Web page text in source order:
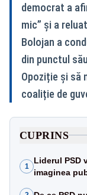
democrat a
mic” și a
Bolojan a
din punctul
Opoziție și să
coaliție de
CUPRINS
1
Liderul PSD
imaginea